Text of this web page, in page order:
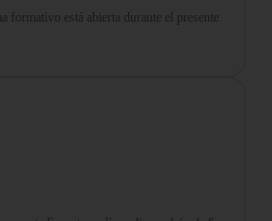
formativo está abierta durante el presente